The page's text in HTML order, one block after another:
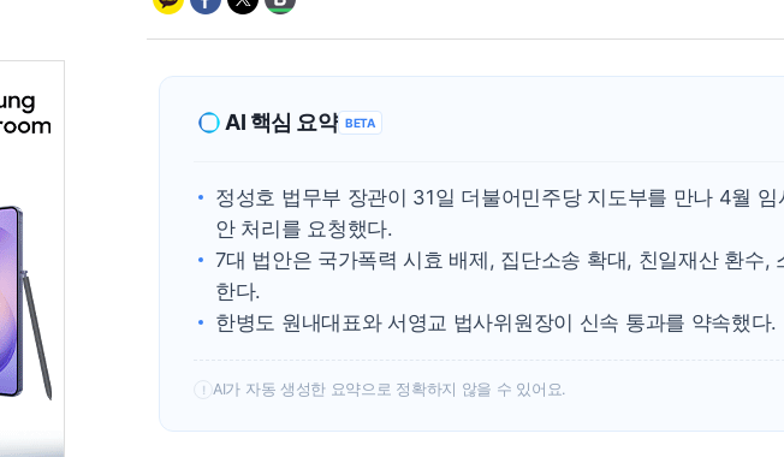
민주당, 오늘 제
AI 핵심 요약 BETA
정성호 법무부 장관이 31일 더불어민주당 지도부를 만나 4월 임
안 처리를 요청했다.
7대 법안은 국가폭력 시효 배제, 집단소송 확대, 친일재산 환수,
한다.
한병도 원내대표와 서영교 법사위원장이 신속 통과를 약속했다.
! AI가 자동 생성한 요약으로 정확하지 않을 수 있어요.